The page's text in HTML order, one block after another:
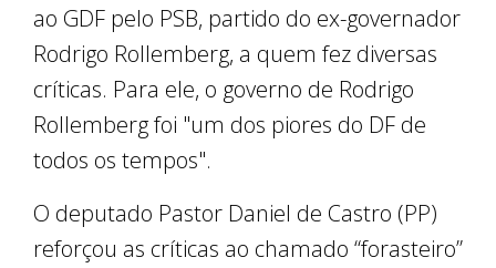
ao GDF pelo PSB, partido do ex-governador
Rodrigo Rollemberg, a quem fez diversas
críticas. Para ele, o governo de Rodrigo
Rollemberg foi "um dos piores do DF de
todos os tempos".
O deputado Pastor Daniel de Castro (PP)
reforçou as críticas ao chamado “forasteiro”